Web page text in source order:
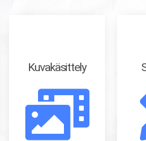
Kuvakäsittely